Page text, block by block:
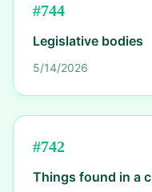
#744
Legislative bodies
5/14/2026
#742
Things found in a